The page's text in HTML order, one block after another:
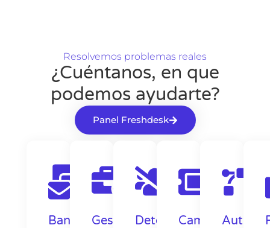
Resolvemos problemas reales
¿Cuéntanos, en que
podemos ayudarte?
Panel Freshdesk
BandejaGestión DetecciónCampos